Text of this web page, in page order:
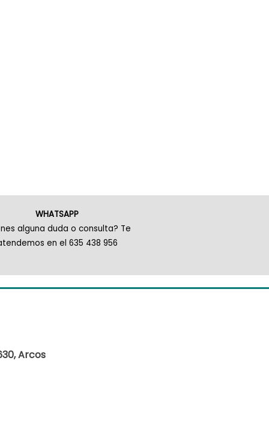
WHATSAPP
alguna duda o consulta? Te
en el 635 438 956
Arcos